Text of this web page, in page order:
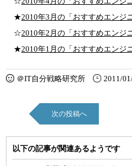
★2010年3月の「おすすめエンジ
☆2010年2月の「おすすめエンジ
★2010年1月の「おすすめエンジ
＠IT自分戦略研究所 2011/
次の投稿へ
以下の記事が関連あるようです